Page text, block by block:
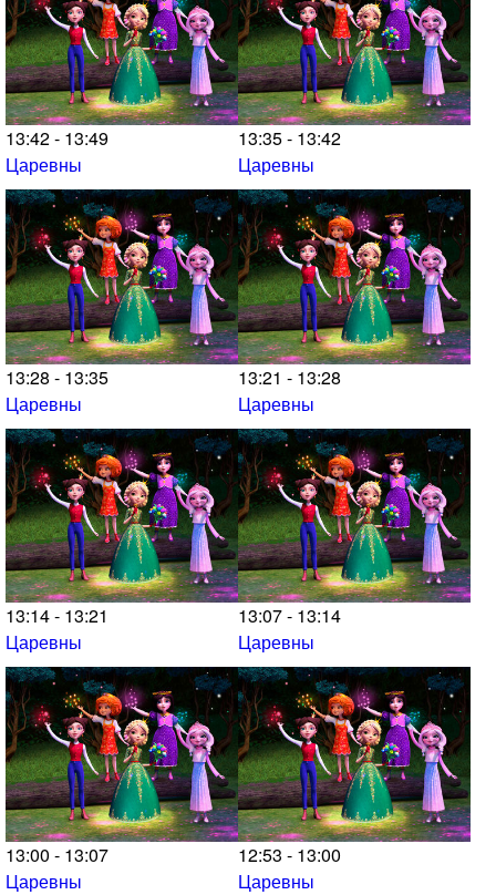
13:42 - 13:49
Царевны
13:35 - 13:42
Царевны
13:28 - 13:35
Царевны
13:21 - 13:28
Царевны
13:14 - 13:21
Царевны
13:07 - 13:14
Царевны
13:00 - 13:07
Царевны
12:53 - 13:00
Царевны